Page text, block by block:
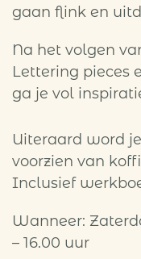
gaan flink en
Na het volgen
Lettering pieces
ga je vol
Uiteraard word
voorzien van
Inclusief
Wanneer:
– 16.00 uur